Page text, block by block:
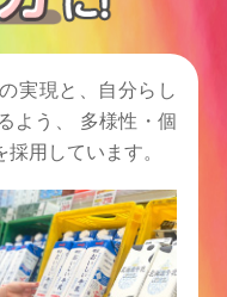
実現と、自分らし
よう、
多様性・個
用しています。